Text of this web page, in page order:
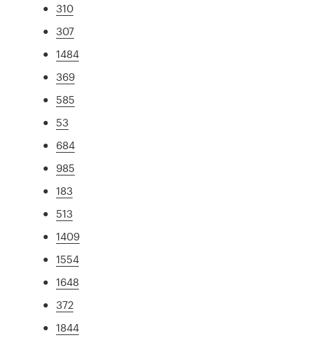
310
307
1484
369
585
53
684
985
183
513
1409
1554
1648
372
1844